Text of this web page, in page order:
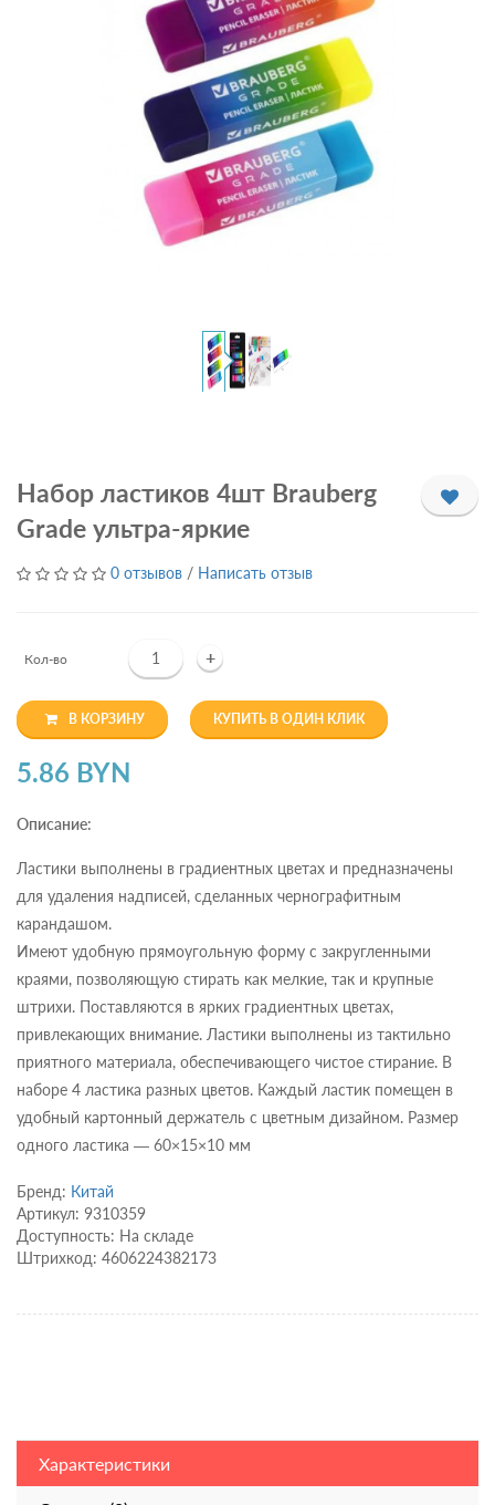
Набор ластиков 4шт Brauberg
Grade ультра-яркие
0 отзывов / Написать отзыв
Кол-во +
В КОРЗИНУ КУПИТЬ В ОДИН КЛИК
5.86 BYN
Описание:
Ластики выполнены в градиентных цветах и предназначены
для удаления надписей, сделанных чернографитным
карандашом.
Имеют удобную прямоугольную форму с закругленными
краями, позволяющую стирать как мелкие, так и крупные
штрихи. Поставляются в ярких градиентных цветах,
привлекающих внимание. Ластики выполнены из тактильно
приятного материала, обеспечивающего чистое стирание. В
наборе 4 ластика разных цветов. Каждый ластик помещен в
удобный картонный держатель с цветным дизайном. Размер
одного ластика — 60×15×10 мм
Бренд: Китай
Артикул: 9310359
Доступность: На складе
Штрихкод: 4606224382173
Характеристики